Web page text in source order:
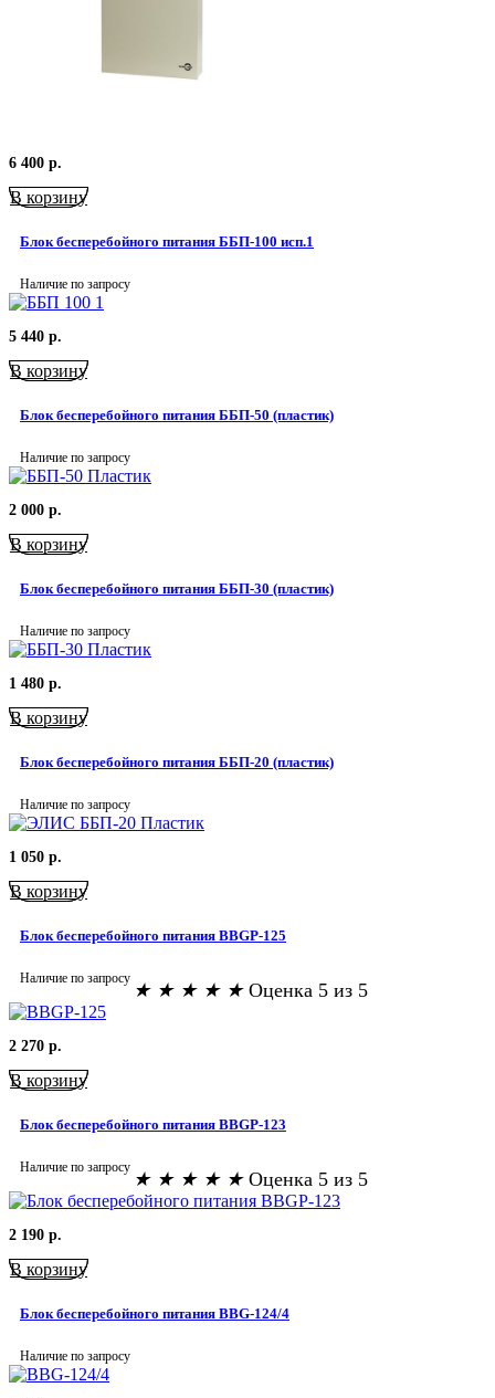
6 400 р.
В корзину
Блок бесперебойного питания ББП-100 исп.1
Наличие по запросу
5 440 р.
В корзину
Блок бесперебойного питания ББП-50 (пластик)
Наличие по запросу
2 000 р.
В корзину
Блок бесперебойного питания ББП-30 (пластик)
Наличие по запросу
1 480 р.
В корзину
Блок бесперебойного питания ББП-20 (пластик)
Наличие по запросу
1 050 р.
В корзину
Блок бесперебойного питания BBGP-125
Наличие по запросу
★ ★ ★ ★ ★ Оценка 5 из 5
2 270 р.
В корзину
Блок бесперебойного питания BBGP-123
Наличие по запросу
★ ★ ★ ★ ★ Оценка 5 из 5
2 190 р.
В корзину
Блок бесперебойного питания BBG-124/4
Наличие по запросу